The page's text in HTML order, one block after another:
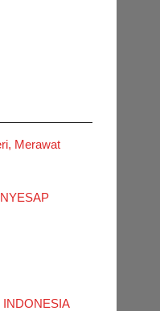
Merawat
INDONESIA